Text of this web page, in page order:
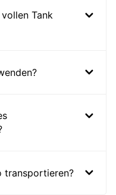
Tank
transportieren?